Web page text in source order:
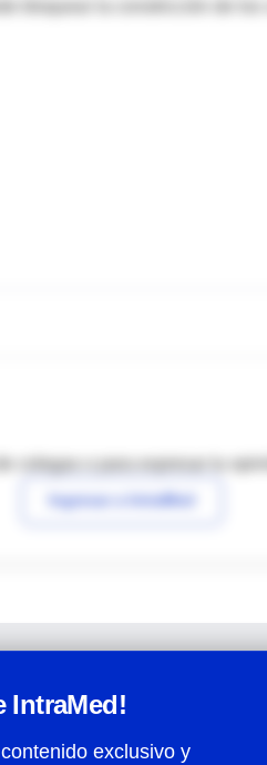
bloquear la constricción de los
colegas o para expresar tu
Ingresar a IntraMed
IntraMed!
exclusivo y